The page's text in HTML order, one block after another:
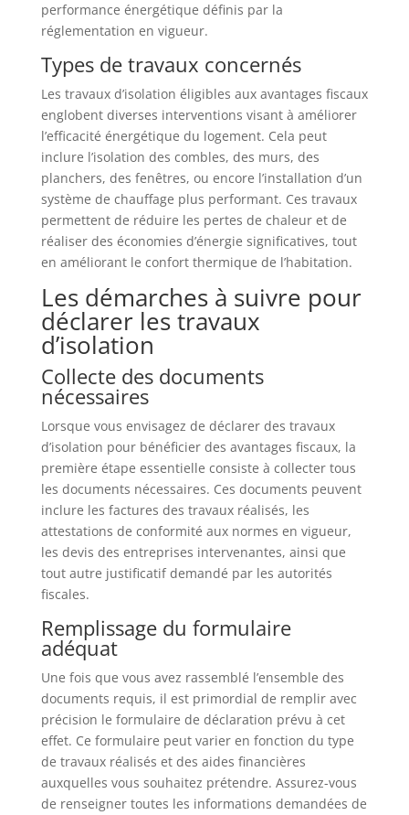
performance énergétique définis par la
réglementation en vigueur.
Types de travaux concernés
Les travaux d’isolation éligibles aux avantages fiscaux
englobent diverses interventions visant à améliorer
l’efficacité énergétique du logement. Cela peut
inclure l’isolation des combles, des murs, des
planchers, des fenêtres, ou encore l’installation d’un
système de chauffage plus performant. Ces travaux
permettent de réduire les pertes de chaleur et de
réaliser des économies d’énergie significatives, tout
en améliorant le confort thermique de l’habitation.
Les démarches à suivre pour
déclarer les travaux
d’isolation
Collecte des documents
nécessaires
Lorsque vous envisagez de déclarer des travaux
d’isolation pour bénéficier des avantages fiscaux, la
première étape essentielle consiste à collecter tous
les documents nécessaires. Ces documents peuvent
inclure les factures des travaux réalisés, les
attestations de conformité aux normes en vigueur,
les devis des entreprises intervenantes, ainsi que
tout autre justificatif demandé par les autorités
fiscales.
Remplissage du formulaire
adéquat
Une fois que vous avez rassemblé l’ensemble des
documents requis, il est primordial de remplir avec
précision le formulaire de déclaration prévu à cet
effet. Ce formulaire peut varier en fonction du type
de travaux réalisés et des aides financières
auxquelles vous souhaitez prétendre. Assurez-vous
de renseigner toutes les informations demandées de